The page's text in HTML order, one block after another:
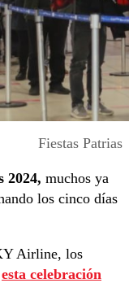
Fiestas Patrias
2024, muchos ya
los cinco días
Airline, los
esta celebración